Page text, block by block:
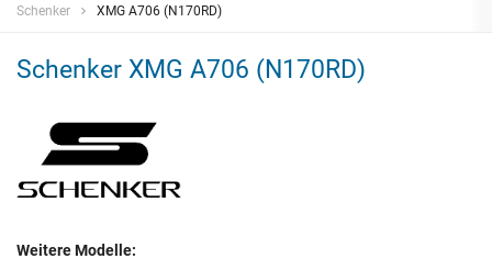
Schenker XMG A706 (N170RD)
Schenker XMG A706 (N170RD)
Weitere Modelle: